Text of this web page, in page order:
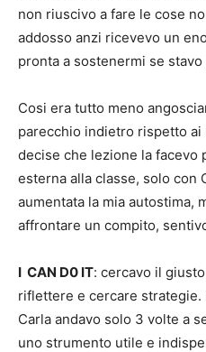
non riuscivo a fare le cose
addosso anzi ricevevo un
pronta a sostenermi se
Cosi era tutto meno
parecchio indietro rispetto
decise che lezione la facevo
esterna alla classe, solo con
aumentata la mia autostima,
affrontare un compito,
I CAN D0 IT: cercavo il
riflettere e cercare strategie.
Carla andavo solo 3 volte a
uno strumento utile e